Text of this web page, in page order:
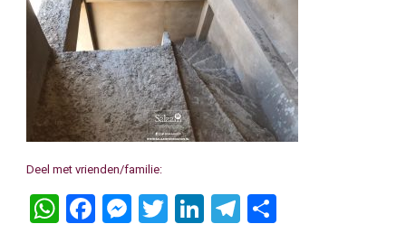
Deel met vrienden/familie:
WhatsApp
Facebook
Messenger
Twitter
LinkedIn
Telegram